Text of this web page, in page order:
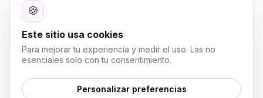
🍪
Este sitio usa cookies
Para mejorar tu experiencia y medir el uso. Las no
esenciales solo con tu consentimiento.
Personalizar preferencias